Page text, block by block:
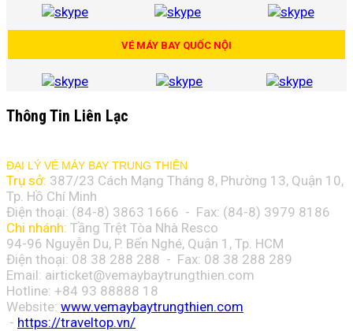
VÉ MÁY BAY QUỐC NỘI
Thông Tin Liên Lạc
ĐẠI LÝ VÉ MÁY BAY TRUNG THIÊN
Trụ sở: 387/23 Cách Mạng Tháng 8, Phường 13, Quận 10,
Tp. Hồ Chí Minh
Điện thoại: (84-8) 3863 1666 - Fax: (84-8) 3979 8186
Chi nhánh: Tầng Trệt Tòa Nhà Resco
94-96 Nguyễn Du, P. Bến Nghé, Quận 1, Tp. HCM
Điện thoại: 08 38 288 288 - Fax: 08 38 288 289
Email: airticket@vemaybaytrungthien.com
Hotline: +84 93 88888 18
Website: www.vemaybaytrungthien.com
- https://traveltop.vn/